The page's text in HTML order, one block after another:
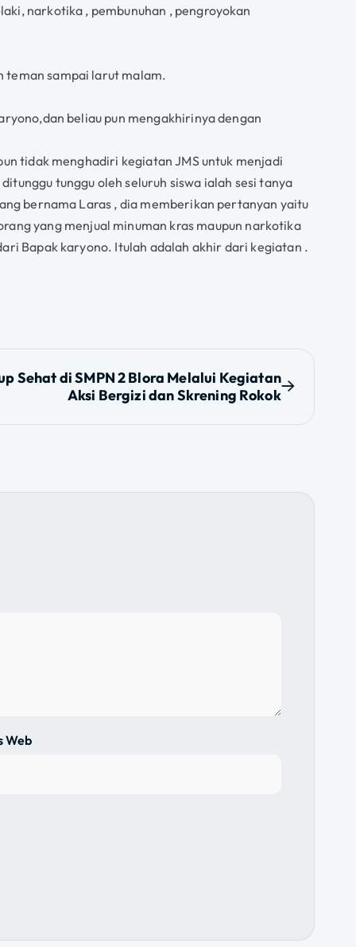
narkotika , pembunuhan , pengroyokan
teman sampai larut malam.
beliau pun mengakhirinya dengan
tidak menghadiri kegiatan JMS untuk menjadi
tunggu oleh seluruh siswa ialah sesi tanya
bernama Laras , dia memberikan pertanyan yaitu
yang menjual minuman kras maupun narkotika
Bapak karyono. Itulah adalah akhir dari kegiatan .
Sehat di SMPN 2 Blora Melalui Kegiatan
Aksi Bergizi dan Skrening Rokok
Web